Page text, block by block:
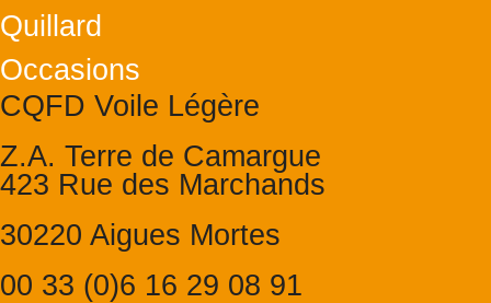
Quillard
Occasions
CQFD Voile Légère
Z.A. Terre de Camargue
423 Rue des Marchands
30220 Aigues Mortes
00 33 (0)6 16 29 08 91